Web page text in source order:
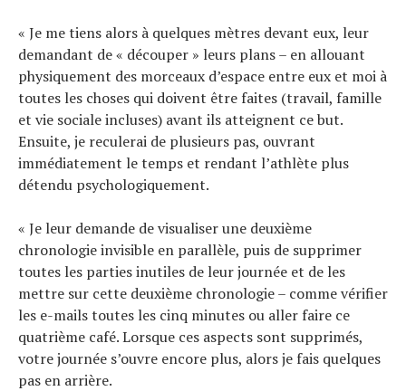
« Je me tiens alors à quelques mètres devant eux, leur
demandant de « découper » leurs plans – en allouant
physiquement des morceaux d’espace entre eux et moi à
toutes les choses qui doivent être faites (travail, famille
et vie sociale incluses) avant ils atteignent ce but.
Ensuite, je reculerai de plusieurs pas, ouvrant
immédiatement le temps et rendant l’athlète plus
détendu psychologiquement.
« Je leur demande de visualiser une deuxième
chronologie invisible en parallèle, puis de supprimer
toutes les parties inutiles de leur journée et de les
mettre sur cette deuxième chronologie – comme vérifier
les e-mails toutes les cinq minutes ou aller faire ce
quatrième café. Lorsque ces aspects sont supprimés,
votre journée s’ouvre encore plus, alors je fais quelques
pas en arrière.